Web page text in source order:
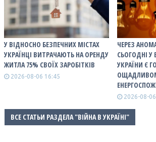
У ВІДНОСНО БЕЗПЕЧНИХ МІСТАХ
УКРАЇНЦІ ВИТРАЧАЮТЬ НА ОРЕНДУ
ЖИТЛА 75% СВОЇХ ЗАРОБІТКІВ
2026-08-06 16:45
ЧЕРЕЗ
СЬОГОДНІ У
УКРАЇНИ Є
2026-08-
ВСЕ СТАТЬИ РАЗДЕЛА "ВІЙНА В УКРАЇНІ"